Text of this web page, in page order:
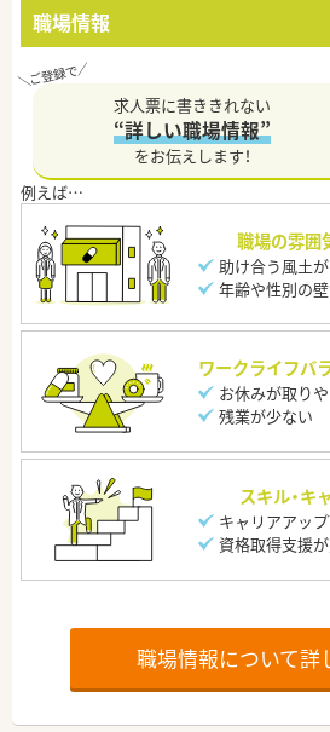
職場情報
求人票に書ききれない
“詳しい職場情報”
をお伝えします！
職場の雰囲
助け合う風土
年齢や性別の
ワークライフバ
お休みが取り
残業が少ない
スキル・キ
キャリアアッ
資格取得支援
職場情報について詳